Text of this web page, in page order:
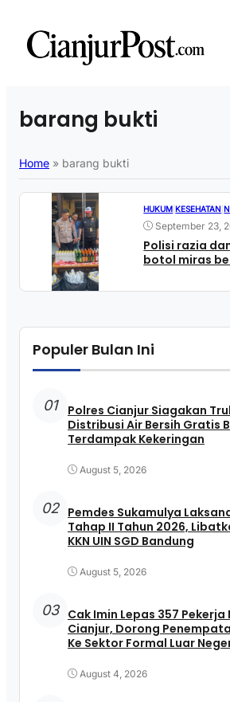
barang bukti
Home » barang bukti
HUKUM KESEHATAN
September 23,
Polisi razia
botol miras
Populer Bulan Ini
01
Polres Cianjur Siagakan
Distribusi Air Bersih Gratis
Terdampak Kekeringan
August 5, 2026
02 Pemdes Sukamulya
Tahap II Tahun 2026,
KKN UIN SGD Bandung
August 5, 2026
03 Cak Imin Lepas 357
Cianjur, Dorong
Ke Sektor Formal Luar
August 4, 2026